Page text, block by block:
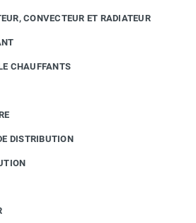
CONVECTEUR ET RADIATEUR
CHAUFFANTS
DISTRIBUTION